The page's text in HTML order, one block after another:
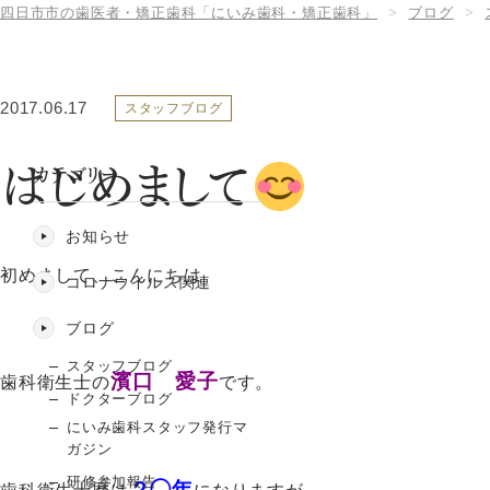
四日市市の歯医者・矯正歯科「にいみ歯科・矯正歯科」 ブログ
カテゴリー
お知らせ
コロナウイルス関連
ブログ
スタッフブログ
ドクターブログ
にいみ歯科スタッフ発行マ
ガジン
研修参加報告
2017.06.17 スタッフブログ
はじめまして
初めまして、こんにちは
歯科衛生士の濱口 愛子です。